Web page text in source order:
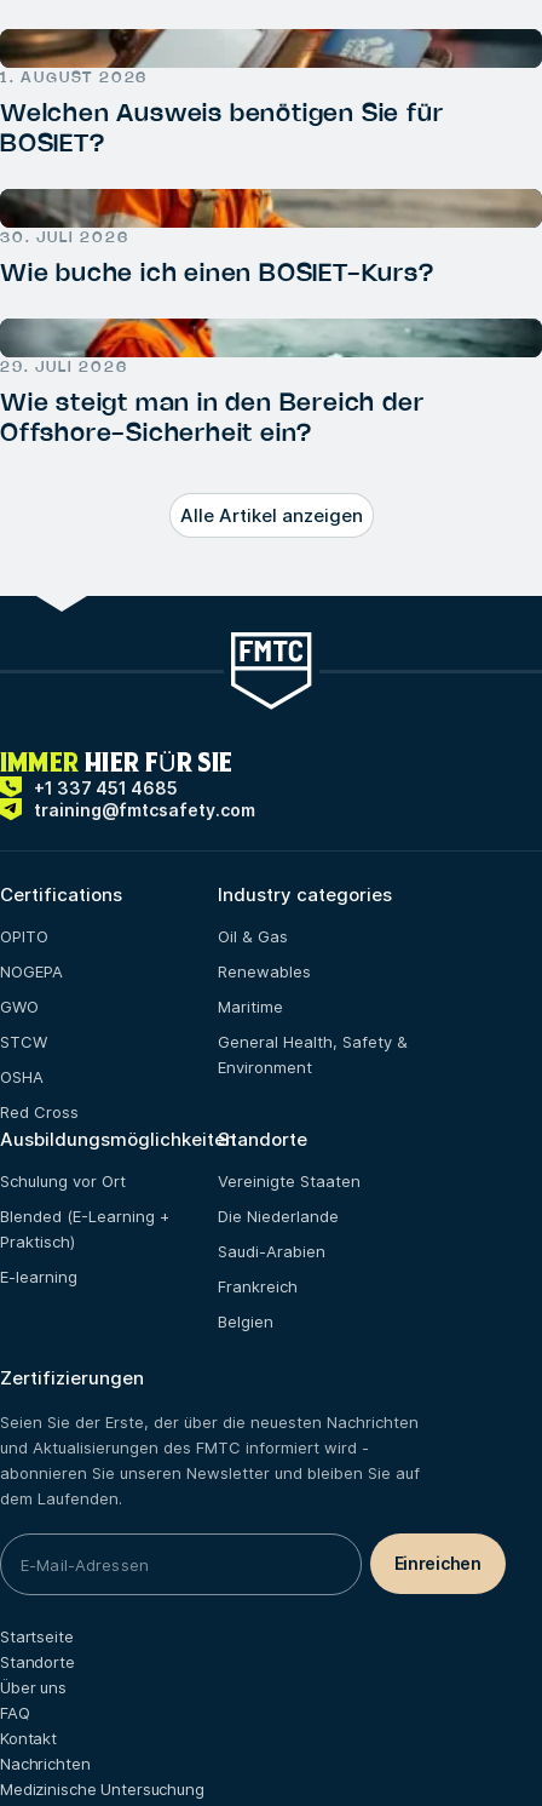
1. AUGUST 2026
Welchen Ausweis benötigen Sie für
BOSIET?
30. JULI 2026
Wie buche ich einen BOSIET-Kurs?
29. JULI 2026
Wie steigt man in den Bereich der
Offshore-Sicherheit ein?
Alle Artikel anzeigen
IMMER HIER FÜR SIE
+1 337 451 4685
training@fmtcsafety.com
Certifications
OPITO
NOGEPA
GWO
STCW
OSHA
Red Cross
Industry categories
Oil & Gas
Renewables
Maritime
General Health, Safety &
Environment
Ausbildungsmöglichkeiten
Schulung vor Ort
Blended (E-Learning +
Praktisch)
E-learning
Standorte
Vereinigte Staaten
Die Niederlande
Saudi-Arabien
Frankreich
Belgien
Zertifizierungen
Seien Sie der Erste, der über die neuesten Nachrichten
und Aktualisierungen des FMTC informiert wird -
abonnieren Sie unseren Newsletter und bleiben Sie auf
dem Laufenden.
Startseite
Standorte
Über uns
FAQ
Kontakt
Nachrichten
Medizinische Untersuchung